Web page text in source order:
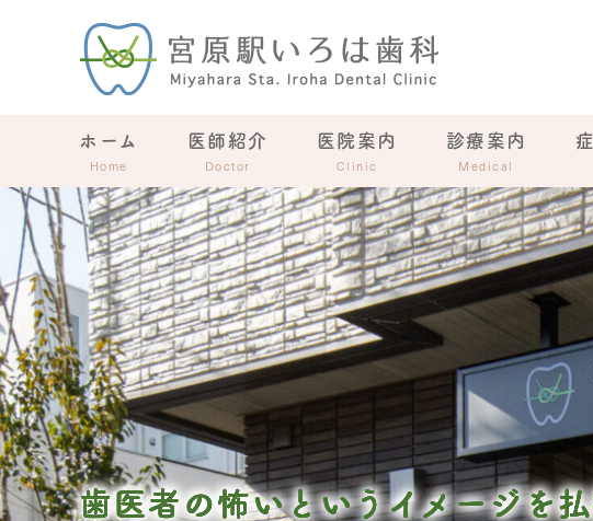
ホーム
Home
医師紹介
Doctor
医院案内
Clinic
診療案内
Medical
歯医者の怖いというイメージを